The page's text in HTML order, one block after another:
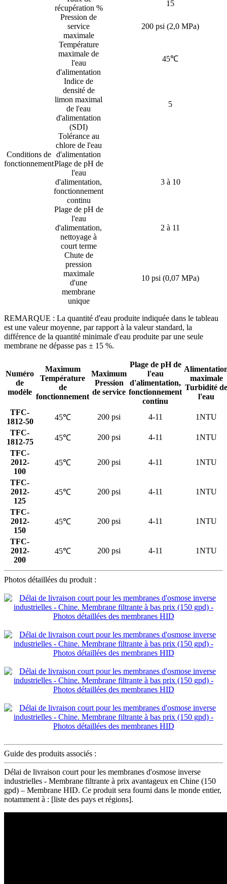
récupération %
15
Conditions de
fonctionnement
Pression de
service
maximale
200 psi (2,0 MPa)
Température
maximale de
l'eau
d'alimentation
45℃
Indice de
densité de
limon maximal
de l'eau
d'alimentation
(SDI)
5
Tolérance au
chlore de l'eau
d'alimentation
Plage de pH de
l'eau
d'alimentation,
fonctionnement
continu
3 à 10
Plage de pH de
l'eau
d'alimentation,
nettoyage à
court terme
2 à 11
Chute de
pression
maximale
d'une
membrane
unique
10 psi (0,07 MPa)
REMARQUE : La quantité d'eau produite indiquée dans le tableau
est une valeur moyenne, par rapport à la valeur standard, la
différence de la quantité minimale d'eau produite par une seule
membrane ne dépasse pas ± 15 %.
Numéro
de
modèle
Maximum
Température
de
fonctionnement
Maximum
Pression
de service
Plage de pH de
l'eau
d'alimentation,
fonctionnement
continu
maximale
Turbidité de
l'eau
TFC-
1812-50
45℃ 200 psi 4-11
1NTU
TFC-
1812-75
45℃ 200 psi 4-11
1NTU
TFC-
2012-
100
45℃ 200 psi 4-11 1NTU
TFC-
2012-
125
45℃ 200 psi 4-11 1NTU
TFC-
2012-
150
45℃ 200 psi 4-11 1NTU
TFC-
2012-
200
45℃ 200 psi 4-11 1NTU
Photos détaillées du produit :
Guide des produits associés :
Délai de livraison court pour les membranes d'osmose inverse
industrielles - Membrane filtrante à prix avantageux en Chine (150
gpd) – Membrane HID. Ce produit sera fourni dans le monde entier,
notamment à : [liste des pays et régions].